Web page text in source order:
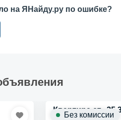
на ЯНайду.ру по ошибке?
Квартира ст.,
Без комиссии